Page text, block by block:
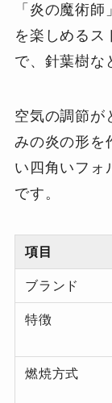
「炎の魔術
を楽しめるス
で、針葉樹な
空気の調節が
みの炎の形を
い四角いフォ
です。
項目
ブランド
特徴
燃焼方式